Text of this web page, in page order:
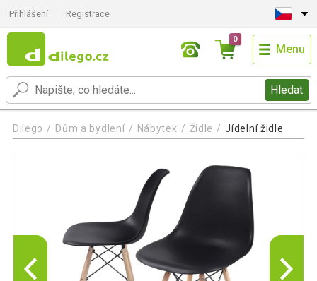
Přihlášení Registrace
Hledat
0
Menu
Dilego Dům a bydlení Nábytek Židle Jídelní židle